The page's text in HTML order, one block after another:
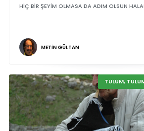
HİÇ BİR ŞEYİM OLMASA DA ADIM OLSUN
METİN GÜLTAN
TULUM,